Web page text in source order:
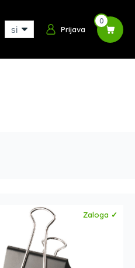
Prijava
0
Zaloga ✓